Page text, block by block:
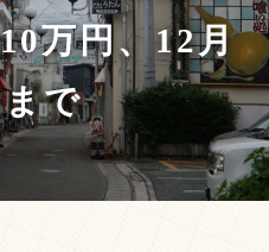
万円、12月
で